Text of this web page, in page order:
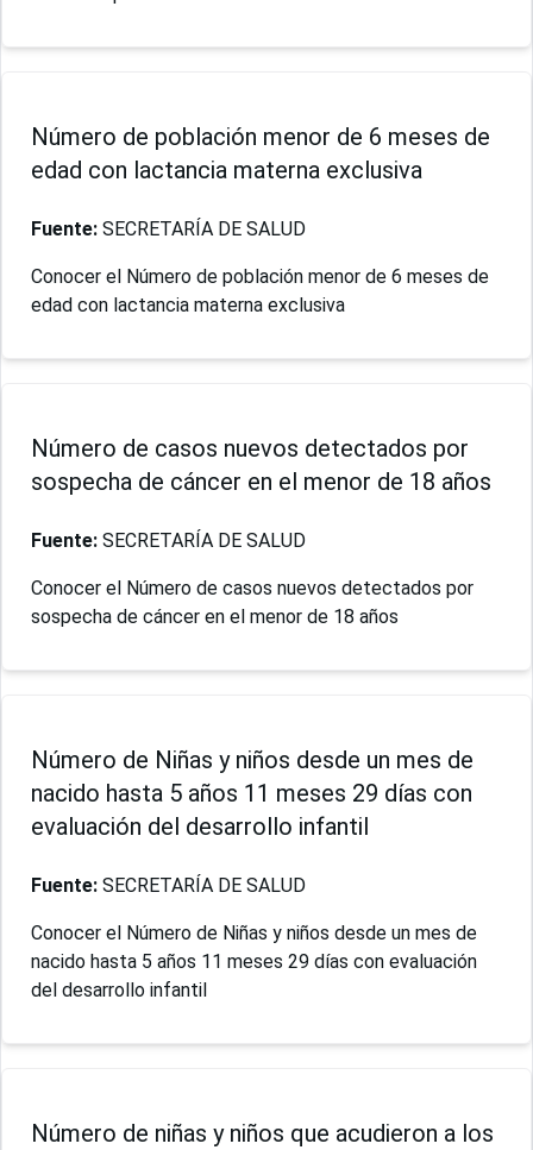
Número de población menor de 6 meses de
edad con lactancia materna exclusiva
Fuente: SECRETARÍA DE SALUD
Conocer el Número de población menor de 6 meses de
edad con lactancia materna exclusiva
Número de casos nuevos detectados por
sospecha de cáncer en el menor de 18 años
Fuente: SECRETARÍA DE SALUD
Conocer el Número de casos nuevos detectados por
sospecha de cáncer en el menor de 18 años
Número de Niñas y niños desde un mes de
nacido hasta 5 años 11 meses 29 días con
evaluación del desarrollo infantil
Fuente: SECRETARÍA DE SALUD
Conocer el Número de Niñas y niños desde un mes de
nacido hasta 5 años 11 meses 29 días con evaluación
del desarrollo infantil
Número de niñas y niños que acudieron a los